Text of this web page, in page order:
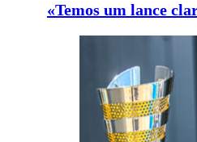
«Temos um lance